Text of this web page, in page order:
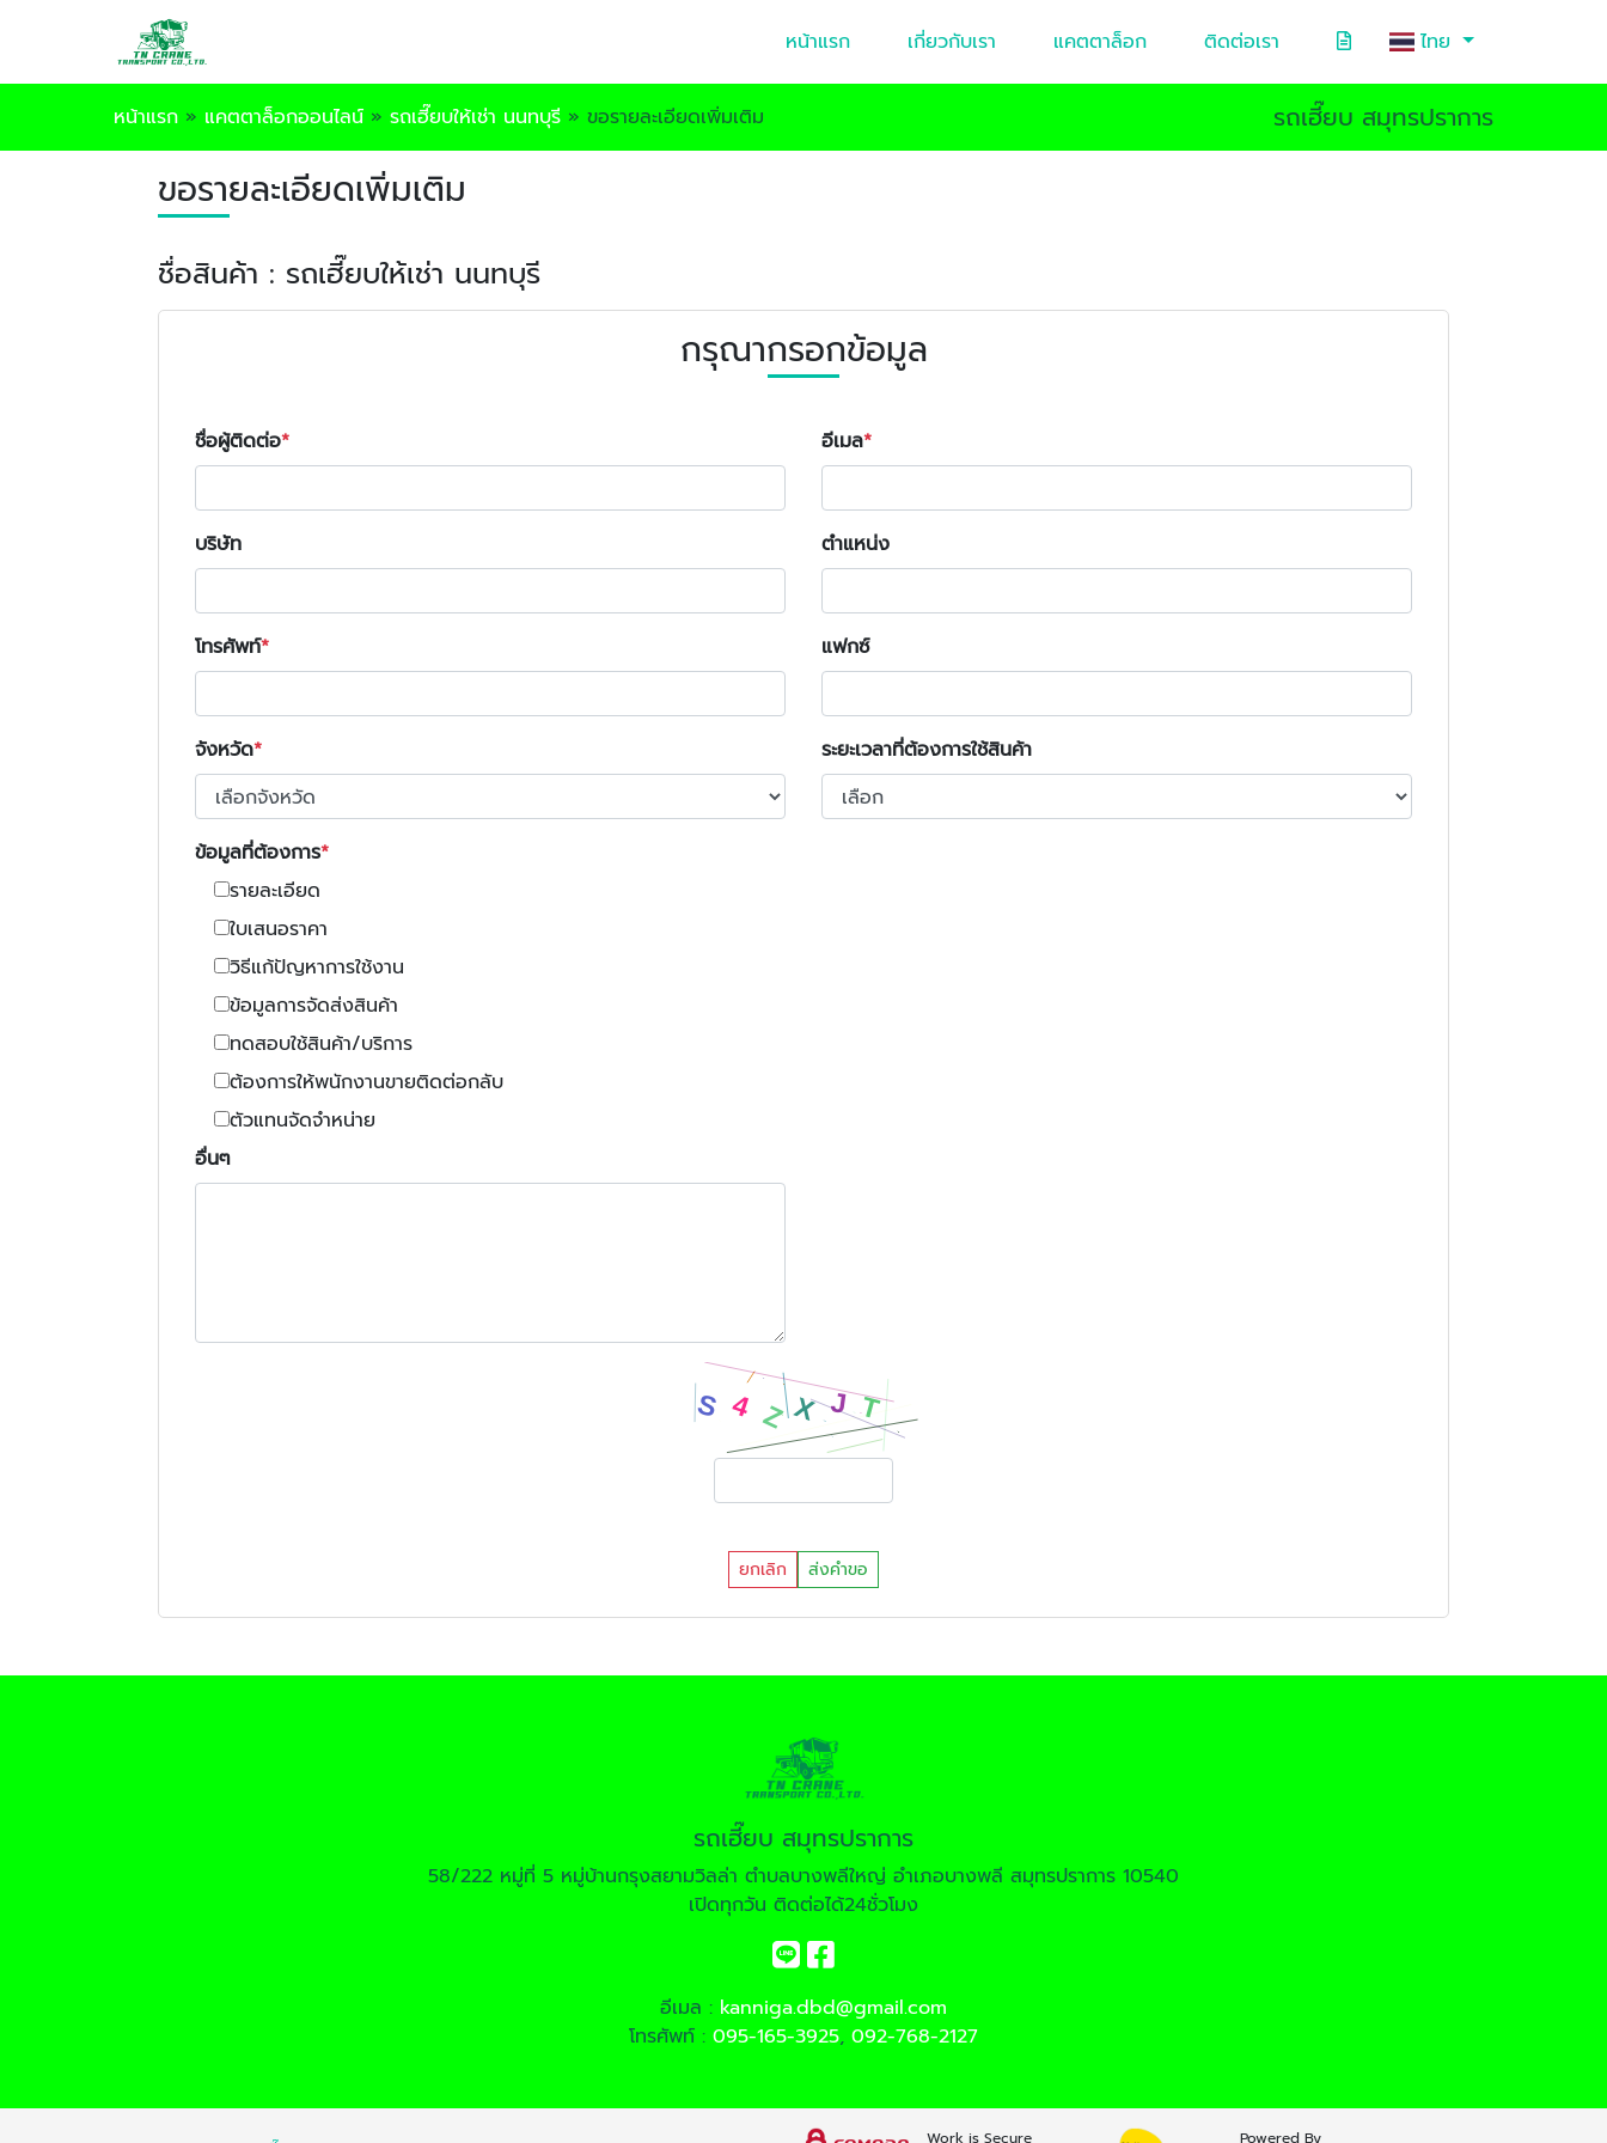
หน้าแรก เกี่ยวกับเรา แคตตาล็อก ติดต่อเรา ไทย
หน้าแรก » แคตตาล็อกออนไลน์ » รถเฮี๊ยบให้เช่า นนทบุรี » ขอรายละเอียดเพิ่มเติม รถเฮี๊ยบ สมุทรปราการ
ขอรายละเอียดเพิ่มเติม
ชื่อสินค้า : รถเฮี๊ยบให้เช่า นนทบุรี
กรุณากรอกข้อมูล
ชื่อผู้ติดต่อ อีเมล
บริษัท ตำแหน่ง
โทรศัพท์ แฟกซ์
จังหวัด ระยะเวลาที่ต้องการใช้สินค้า
ข้อมูลที่ต้องการ
รายละเอียด
ใบเสนอราคา
วิธีแก้ปัญหาการใช้งาน
ข้อมูลการจัดส่งสินค้า
ทดสอบใช้สินค้า/บริการ
ต้องการให้พนักงานขายติดต่อกลับ
ตัวแทนจัดจำหน่าย
อื่นๆ
ยกเลิก ส่งคำขอ
รถเฮี๊ยบ สมุทรปราการ
58/222 หมู่ที่ 5 หมู่บ้านกรุงสยามวิลล่า ตำบลบางพลีใหญ่ อำเภอบางพลี สมุทรปราการ 10540
เปิดทุกวัน ติดต่อได้24ชั่วโมง
อีเมล : kanniga.dbd@gmail.com
โทรศัพท์ : 095-165-3925, 092-768-2127
Work is Secure Powered By